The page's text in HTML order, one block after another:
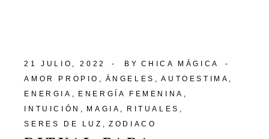
21 JULIO, 2022 BY CHICA MÁGICA
AMOR PROPIO
ÁNGELES
AUTOESTIMA
ENERGIA
ENERGÍA FEMENINA
INTUICIÓN
MAGIA
RITUALES
SERES DE LUZ
ZODIACO